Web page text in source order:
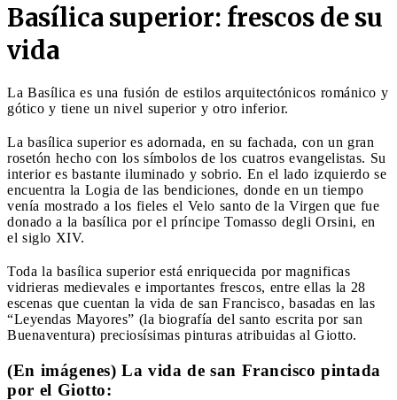
Basílica superior: frescos de su
vida
La Basílica es una fusión de estilos arquitectónicos románico y
gótico y tiene un nivel superior y otro inferior.
La basílica superior es adornada, en su fachada, con un gran
rosetón hecho con los símbolos de los cuatros evangelistas. Su
interior es bastante iluminado y sobrio. En el lado izquierdo se
encuentra la Logia de las bendiciones, donde en un tiempo
venía mostrado a los fieles el Velo santo de la Virgen que fue
donado a la basílica por el príncipe Tomasso degli Orsini, en
el siglo XIV.
Toda la basílica superior está enriquecida por magnificas
vidrieras medievales e importantes frescos, entre ellas la 28
escenas que cuentan la vida de san Francisco, basadas en las
“Leyendas Mayores” (la biografía del santo escrita por san
Buenaventura) preciosísimas pinturas atribuidas al Giotto.
(En imágenes) La vida de san Francisco pintada
por el Giotto: